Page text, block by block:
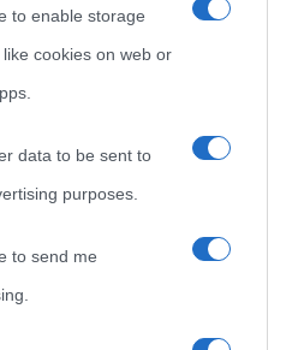
to enable storage
cookies on web or
data to be sent to
purposes.
to send me
© 2012-2025 •
ricava commissioni sugli acquisti